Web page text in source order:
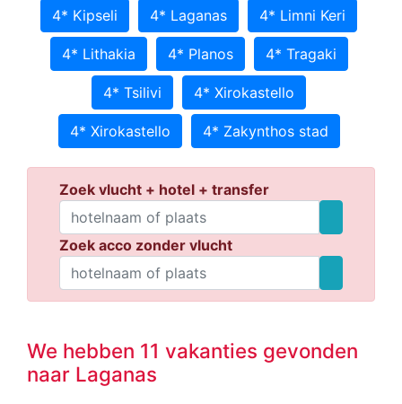
4* Kipseli 4* Laganas 4* Limni Keri
4* Lithakia 4* Planos 4* Tragaki
4* Tsilivi 4* Xirokastello
4* Xirokastello 4* Zakynthos stad
Zoek vlucht + hotel + transfer
Zoek acco zonder vlucht
We hebben 11 vakanties gevonden
naar Laganas